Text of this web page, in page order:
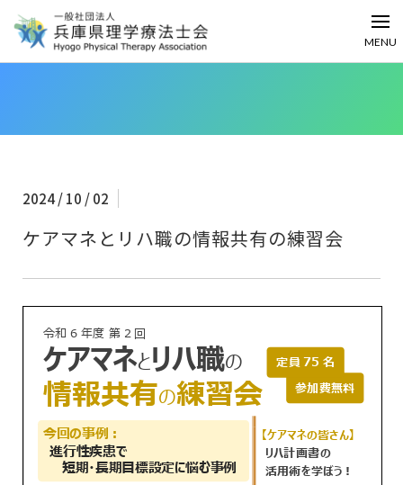
MENU
2024 / 10 / 02
ケアマネとリハ職の情報共有の練習会